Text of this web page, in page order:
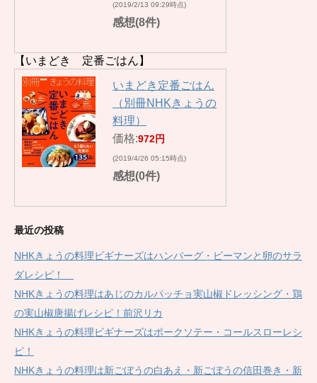
(2019/2/13 09:29時点)
感想(8件)
【いまどき 定番ごはん】
いまどき定番ごはん
（別冊NHKきょうの
料理）
価格:972円
(2019/4/26 05:15時点)
感想(0件)
最近の投稿
NHKきょうの料理ビギナーズはハンバーグ・ピーマンと卵のサラ
ダレシピ！
NHKきょうの料理はあじのカルパッチョ実山椒ドレッシング・鶏
の実山椒唐揚げレシピ！前沢リカ
NHKきょうの料理ビギナーズはポークソテー・コールスローレシ
ピ！
NHKきょうの料理は新ごぼうの白あえ・新ごぼうの信田巻き・新